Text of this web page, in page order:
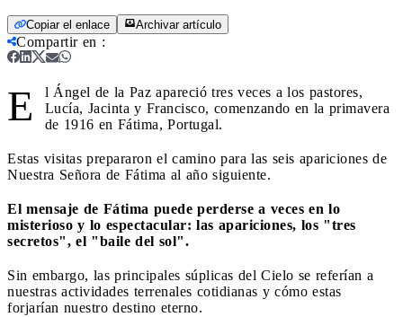
Copiar el enlace Archivar artículo
Compartir en :
E
l Ángel de la Paz apareció tres veces a los pastores,
Lucía, Jacinta y Francisco, comenzando en la primavera
de 1916 en Fátima, Portugal.
Estas visitas prepararon el camino para las seis apariciones de
Nuestra Señora de Fátima al año siguiente.
El mensaje de Fátima puede perderse a veces en lo
misterioso y lo espectacular: las apariciones, los "tres
secretos", el "baile del sol".
Sin embargo, las principales súplicas del Cielo se referían a
nuestras actividades terrenales cotidianas y cómo estas
forjarían nuestro destino eterno.